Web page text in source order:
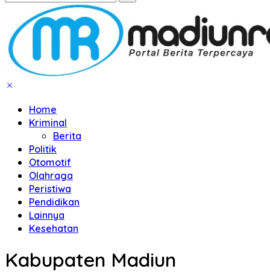
Home
Kriminal
Berita
Politik
Otomotif
Olahraga
Peristiwa
Pendidikan
Lainnya
Kesehatan
Kabupaten Madiun